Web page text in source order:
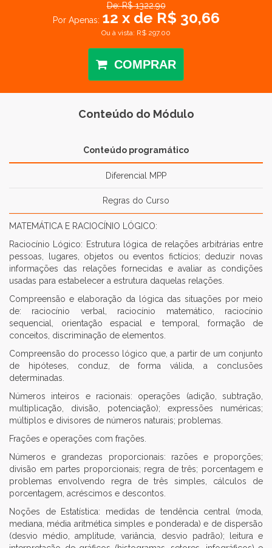
De: R$ 1322.90
Por Apenas: 12 x de R$ 30,66
Ou à vista: R$ 297.00
COMPRAR
Conteúdo do Módulo
Conteúdo programático
Diferencial MPP
Regras do Curso
MATEMÁTICA E RACIOCÍNIO LÓGICO:
Raciocínio Lógico: Estrutura lógica de relações arbitrárias entre
pessoas, lugares, objetos ou eventos fictícios; deduzir novas
informações das relações fornecidas e avaliar as condições
usadas para estabelecer a estrutura daquelas relações.
Compreensão e elaboração da lógica das situações por meio
de: raciocínio verbal, raciocínio matemático, raciocínio
sequencial, orientação espacial e temporal, formação de
conceitos, discriminação de elementos.
Compreensão do processo lógico que, a partir de um conjunto
de hipóteses, conduz, de forma válida, a conclusões
determinadas.
Números inteiros e racionais: operações (adição, subtração,
multiplicação, divisão, potenciação); expressões numéricas;
múltiplos e divisores de números naturais; problemas.
Frações e operações com frações.
Números e grandezas proporcionais: razões e proporções;
divisão em partes proporcionais; regra de três; porcentagem e
problemas envolvendo regra de três simples, cálculos de
porcentagem, acréscimos e descontos.
Noções de Estatística: medidas de tendência central (moda,
mediana, média aritmética simples e ponderada) e de dispersão
(desvio médio, amplitude, variância, desvio padrão); leitura e